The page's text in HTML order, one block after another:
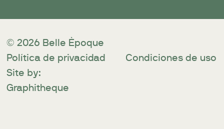
© 2026 Belle Èpoque
Política de privacidad Condiciones de uso
Site by:
Graphitheque